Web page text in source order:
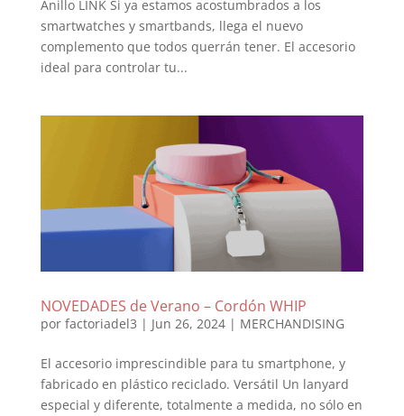
Anillo LINK Si ya estamos acostumbrados a los
smartwatches y smartbands, llega el nuevo
complemento que todos querrán tener. El accesorio
ideal para controlar tu...
NOVEDADES de Verano – Cordón WHIP
por factoriadel3 | Jun 26, 2024| MERCHANDISING
El accesorio imprescindible para tu smartphone, y
fabricado en plástico reciclado. Versátil Un lanyard
especial y diferente, totalmente a medida, no sólo en